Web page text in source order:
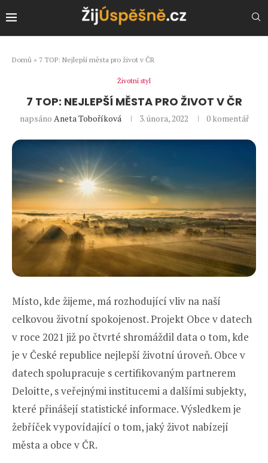
Domů » 7 TOP: Nejlepší města pro život v ČR
Životní styl
7 TOP: NEJLEPŠÍ MĚSTA PRO ŽIVOT V ČR
napsáno Aneta Toboříková 3. února, 2022 0 komentář
Místo, kde žijeme, má rozhodující vliv na naší
celkovou životní spokojenost. Projekt Obce v datech
v roce 2021 již po čtvrté shromáždil data o tom, kde
je v České republice nejlepší životní úroveň. Obce v
datech spolupracuje s certifikovaným partnerem
Deloitte, s veřejnými institucemi a dalšími subjekty,
které přinášejí statistické informace. Výsledkem je
žebříček vypovídající o tom, jaký život nabízejí
města a obce v ČR.